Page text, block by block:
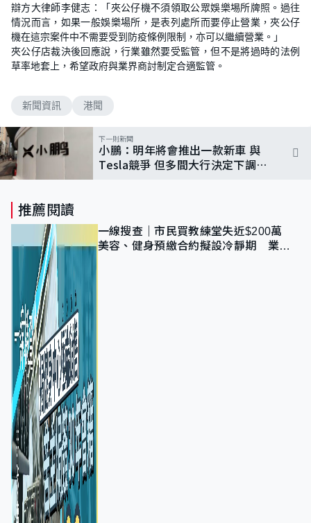
辯方大律師李健志：「夾公仔機不須領取公眾娛樂埸所牌照。過往
情況而言，如果一般娛樂場所，是表列處所而要停止營業，夾公仔
機在這宗案件中不需要受到防疫條例限制，亦可以繼續營業。」
夾公仔店裁決後回應說，行業雖然要受監管，但不是將過時的法例
草率地套上，希望政府與業界商討制定合適監管。
新聞資訊 港聞
下一則新聞
小鵬：明年將會推出一款新車 與
Tesla競爭 但多間大行決定下調目
推薦閱讀
一線搜查｜市民買教練堂失近$200萬
美容、健身預繳合約擬設冷靜期 業界